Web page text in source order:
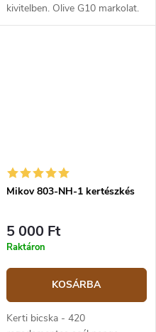
kivitelben. Olive G10 markolat.
Penge 10 cm hosszú, teljes
Mikov 803-NH-1 kertészkés
5 000 Ft
Raktáron
KOSÁRBA
Kerti bicska - 420